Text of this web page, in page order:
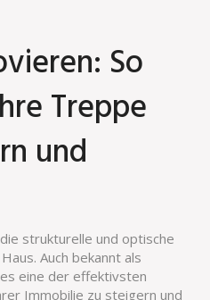
So
Treppe
und
die strukturelle und optische
. Auch bekannt als
eine der effektivsten
Immobilie zu steigern und